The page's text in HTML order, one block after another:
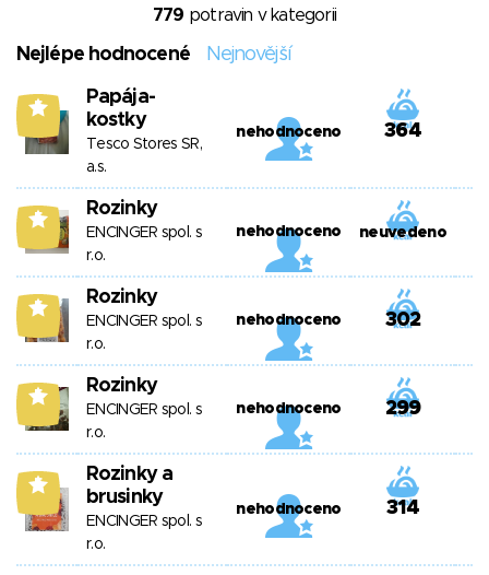
779 potravin v kategorii
Nejlépe hodnocené Nejnovější
5
Papája-
kostky
Tesco Stores SR,
a.s.
nehodnoceno 364
5 Rozinky
ENCINGER spol. s
r.o.
nehodnoceno neuvedeno
5 Rozinky
ENCINGER spol. s
r.o.
nehodnoceno 302
5 Rozinky
ENCINGER spol. s
r.o.
nehodnoceno 299
5
Rozinky a
brusinky
ENCINGER spol. s
r.o.
nehodnoceno 314